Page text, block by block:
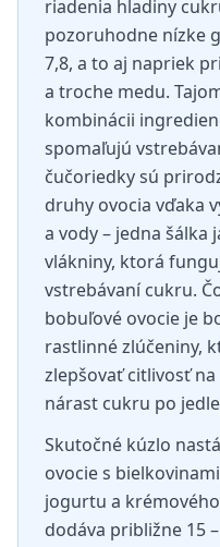
riadenia hladiny
pozoruhodne nízke
7,8, a to aj napriek
a troche medu.
kombinácii
spomaľujú
čučoriedky sú
druhy ovocia vďaka
a vody – jedna šálka
vlákniny, ktorá
vstrebávaní cukru.
bobuľové ovocie je
rastlinné zlúčeniny,
zlepšovať citlivosť
nárast cukru po
Skutočné kúzlo
ovocie s
jogurtu a
dodáva približne 15